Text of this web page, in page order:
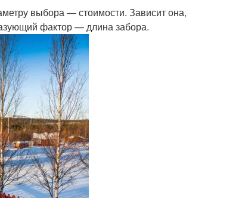
выбора — стоимости. Зависит она,
фактор — длина забора.